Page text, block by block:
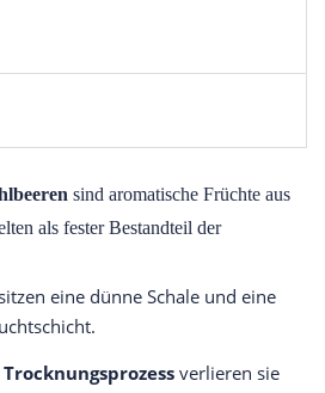
sind aromatische Früchte aus
als fester Bestandteil der
eine dünne Schale und eine
Trocknungsprozessverlieren sie